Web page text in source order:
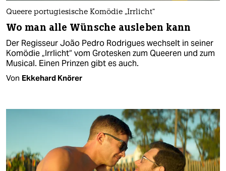
Queere portugiesische Komödie „Irrlicht“
Wo man alle Wünsche ausleben kann
Der Regisseur João Pedro Rodrigues wechselt in seiner
Komödie „Irrlicht“ vom Grotesken zum Queeren und zum
Musical. Einen Prinzen gibt es auch.
Von Ekkehard Knörer